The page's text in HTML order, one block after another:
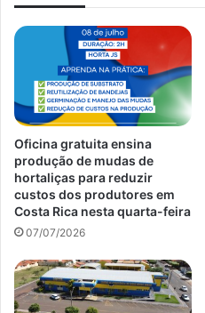
Oficina gratuita ensina
produção de mudas de
hortaliças para reduzir
custos dos produtores em
Costa Rica nesta quarta-feira
07/07/2026